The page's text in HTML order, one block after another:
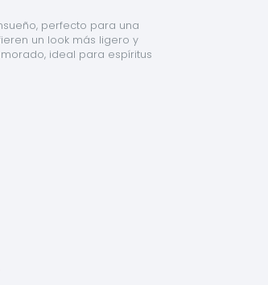
perfecto para una
un look más ligero y
ideal para espíritus